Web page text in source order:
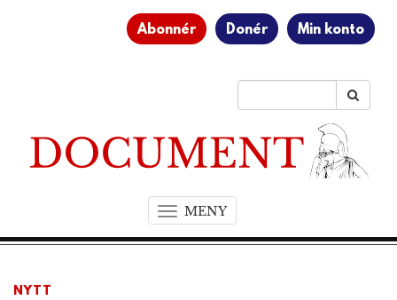
Abonnér Donér Min konto
MENYT
o
NYTT